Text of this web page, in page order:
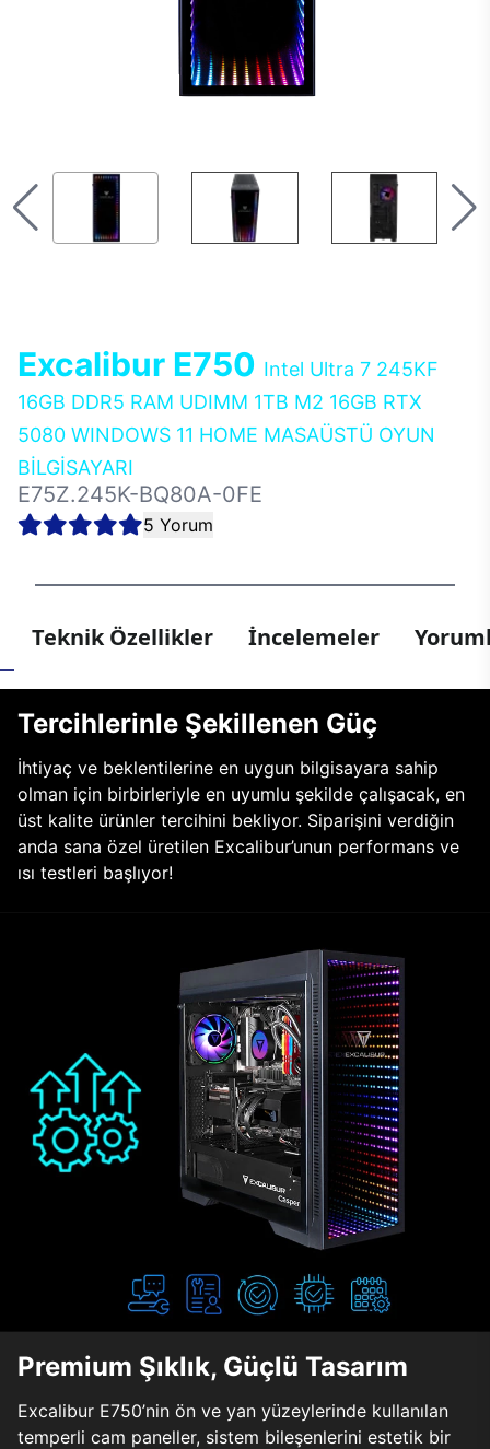
Excalibur E750 Intel Ultra 7 245KF
16GB DDR5 RAM UDIMM 1TB M2 16GB RTX
5080 WINDOWS 11 HOME MASAÜSTÜ OYUN
BİLGİSAYARI
E75Z.245K-BQ80A-0FE
5 Yorum
Teknik Özellikler İncelemeler
Tercihlerinle Şekillenen Güç
İhtiyaç ve beklentilerine en uygun bilgisayara sahip
olman için birbirleriyle en uyumlu şekilde çalışacak, en
üst kalite ürünler tercihini bekliyor. Siparişini verdiğin
anda sana özel üretilen Excalibur’unun performans ve
ısı testleri başlıyor!
Premium Şıklık, Güçlü Tasarım
Excalibur E750’nin ön ve yan yüzeylerinde kullanılan
temperli cam paneller, sistem bileşenlerini estetik bir